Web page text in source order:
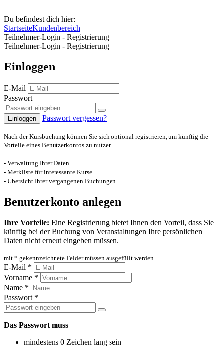
Du befindest dich hier:
StartseiteKundenbereich
Teilnehmer-Login - Registrierung
Teilnehmer-Login - Registrierung
Einloggen
E-Mail
Passwort
Einloggen Passwort vergessen?
Nach der Kursbuchung können Sie sich optional registrieren, um künftig die
Vorteile eines Benutzerkontos zu nutzen.
- Verwaltung Ihrer Daten
- Merkliste für interessante Kurse
- Übersicht Ihrer vergangenen Buchungen
Benutzerkonto anlegen
Ihre Vorteile: Eine Registrierung bietet Ihnen den Vorteil, dass Sie
künftig bei der Buchung von Veranstaltungen Ihre persönlichen
Daten nicht erneut eingeben müssen.
mit * gekennzeichnete Felder müssen ausgefüllt werden
E-Mail *
Vorname *
Name *
Passwort *
Das Passwort muss
mindestens 0 Zeichen lang sein